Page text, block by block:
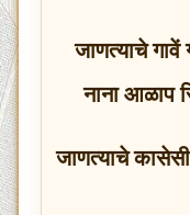
जाणत्याचे गावें
नाना आळाप
जाणत्याचे